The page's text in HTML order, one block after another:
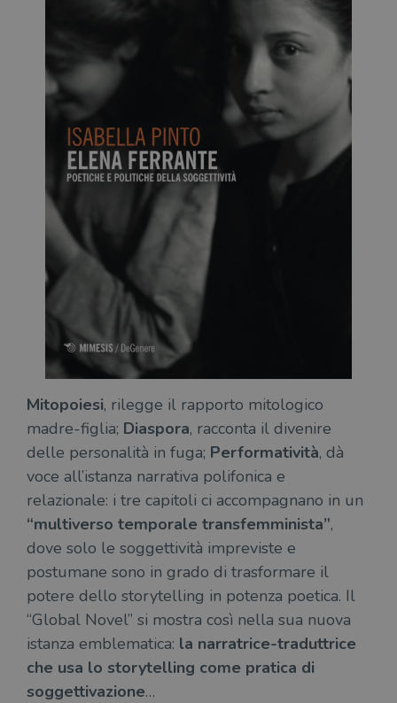
Mitopoiesi, rilegge il rapporto mitologico
madre-figlia; Diaspora, racconta il divenire
delle personalità in fuga; Performatività, dà
voce all’istanza narrativa polifonica e
relazionale: i tre capitoli ci accompagnano in un
“multiverso temporale transfemminista”,
dove solo le soggettività impreviste e
postumane sono in grado di trasformare il
potere dello storytelling in potenza poetica. Il
“Global Novel” si mostra così nella sua nuova
istanza emblematica: la narratrice-traduttrice
che usa lo storytelling come pratica di
soggettivazione…